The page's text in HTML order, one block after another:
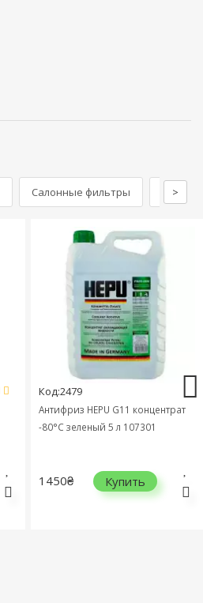
Салонные фильтры >
Код:2479
Антифриз HEPU G11 концентрат
-80°C зеленый 5 л 107301
1450₴ Купить